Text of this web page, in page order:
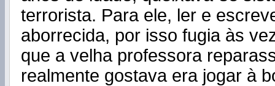
terrorista. Para ele, ler e
aborrecida, por isso fugia às
que a velha professora
realmente gostava era jogar à